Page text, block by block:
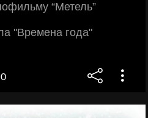
“Метель”
"Времена года"
0